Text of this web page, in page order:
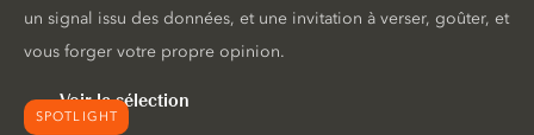
SPOTLIGHT
un signal issu des données, et une invitation à verser, goûter, et
vous forger votre propre opinion.
Voir la sélection